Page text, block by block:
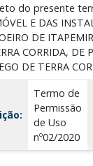
do presente
E DAS
DE
CORRIDA, DE
DE TERRA
Termo de
Permissão
de Uso
nº02/2020